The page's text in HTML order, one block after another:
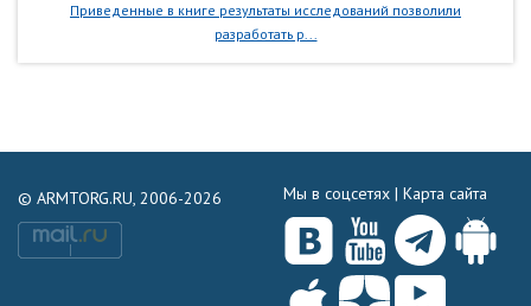
Приведенные в книге результаты исследований позволили
разработать р...
© ARMTORG.RU, 2006-2026 Мы в соцсетях | Карта сайта